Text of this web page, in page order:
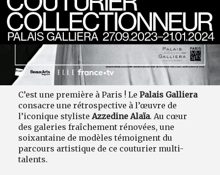
C’est une première à Paris ! LePalais Galliera
consacre une rétrospective à l’œuvre de
l’iconique stylisteAzzedine Alaïa. Au cœur
des galeries fraîchement rénovées, une
soixantaine de modèles témoignent du
parcours artistique de ce couturier multi-
talents.